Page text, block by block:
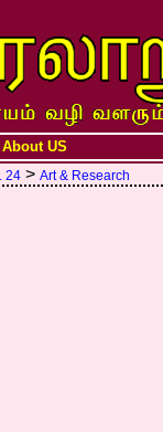
About US
24 > Art & Research